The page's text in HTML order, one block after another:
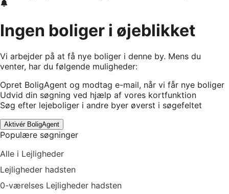
Ingen boliger i øjeblikket
Vi arbejder på at få nye boliger i denne by. Mens du
venter, har du følgende muligheder:
Opret BoligAgent og modtag e-mail, når vi får nye boliger
Udvid din søgning ved hjælp af vores kortfunktion
Søg efter lejeboliger i andre byer øverst i søgefeltet
Aktivér BoligAgent
Populære søgninger
Alle i Lejligheder
Lejligheder hadsten
0-værelses Lejligheder hadsten